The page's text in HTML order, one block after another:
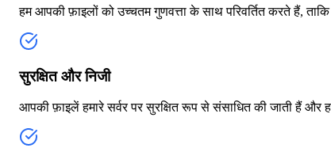
हम आपकी फ़ाइलों को उच्चतम गुणवत्ता के साथ परिवर्तित करते हैं,
सुरक्षित और निजी
आपकी फ़ाइलें हमारे सर्वर पर सुरक्षित रूप से संसाधित की जाती हैं और